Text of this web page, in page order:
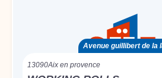
Avenue guillibert de la
13090Aix en provence